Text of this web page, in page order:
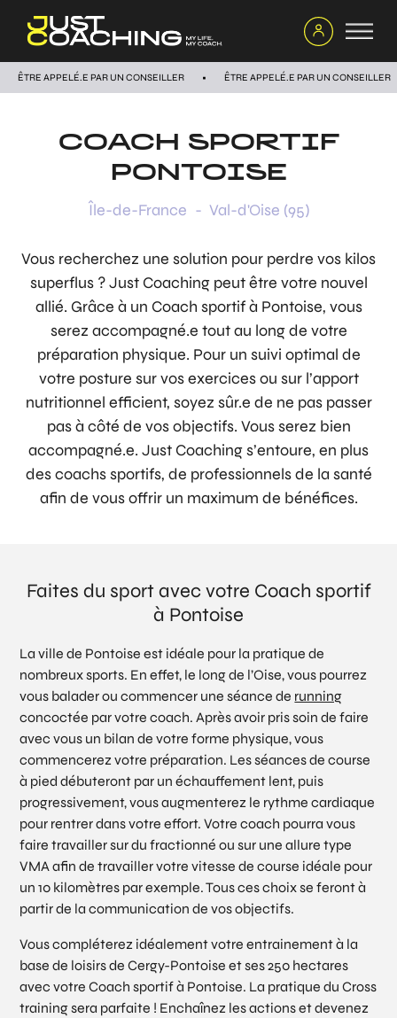
ÊTRE APPELÉ.E PAR UN CONSEILLER ÊTRE APPELÉ.E PAR UN CONSEILLER
COACH SPORTIF
PONTOISE
Île-de-France - Val-d'Oise (95)
Vous recherchez une solution pour perdre vos kilos
superflus ? Just Coaching peut être votre nouvel
allié. Grâce à un Coach sportif à Pontoise, vous
serez accompagné.e tout au long de votre
préparation physique. Pour un suivi optimal de
votre posture sur vos exercices ou sur l’apport
nutritionnel efficient, soyez sûr.e de ne pas passer
pas à côté de vos objectifs. Vous serez bien
accompagné.e. Just Coaching s’entoure, en plus
des coachs sportifs, de professionnels de la santé
afin de vous offrir un maximum de bénéfices.
Faites du sport avec votre Coach sportif
à Pontoise
La ville de Pontoise est idéale pour la pratique de
nombreux sports. En effet, le long de l’Oise, vous pourrez
vous balader ou commencer une séance de running
concoctée par votre coach. Après avoir pris soin de faire
avec vous un bilan de votre forme physique, vous
commencerez votre préparation. Les séances de course
à pied débuteront par un échauffement lent, puis
progressivement, vous augmenterez le rythme cardiaque
pour rentrer dans votre effort. Votre coach pourra vous
faire travailler sur du fractionné ou sur une allure type
VMA afin de travailler votre vitesse de course idéale pour
un 10 kilomètres par exemple. Tous ces choix se feront à
partir de la communication de vos objectifs.
Vous compléterez idéalement votre entrainement à la
base de loisirs de Cergy-Pontoise et ses 250 hectares
avec votre Coach sportif à Pontoise. La pratique du Cross
training sera parfaite ! Enchaînez les actions et devenez